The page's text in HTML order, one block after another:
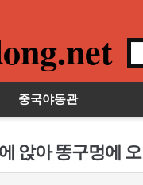
중국야동관
앉아 똥구멍에 오